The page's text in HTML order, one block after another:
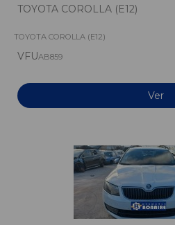
TOYOTA COROLLA (E12)
TOYOTA COROLLA (E12)
VFUAB859
Ver